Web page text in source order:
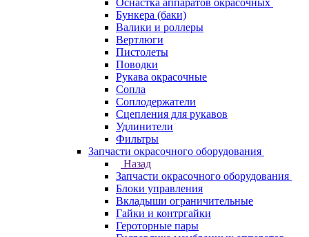
Оснастка аппаратов окрасочных
Бункера (баки)
Валики и роллеры
Вертлюги
Пистолеты
Поводки
Рукава окрасочные
Сопла
Соплодержатели
Сцепления для рукавов
Удлинители
Фильтры
Запчасти окрасочного оборудования
Назад
Запчасти окрасочного оборудования
Блоки управления
Вкладыши ограничительные
Гайки и контргайки
Героторные пары